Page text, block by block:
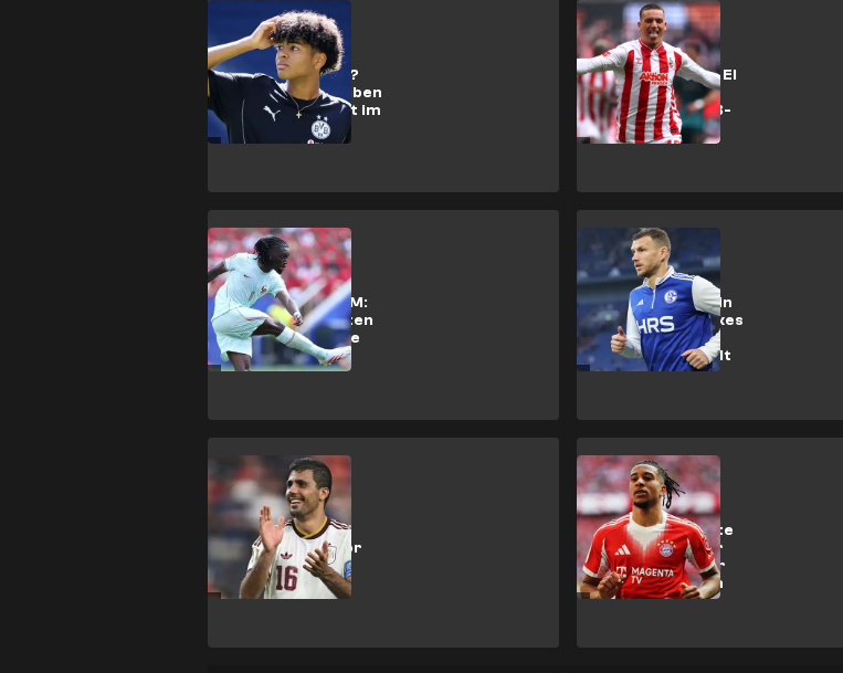
Bundesliga
Für 15 Millionen?
Spitzenklubs haben
wohl BVB-Talent im
Visier
Bundesliga
Transferpoker: El
Mala tendiert
offenbar zu BVB-
Wechsel
Premier League
Nach starker WM:
Englands Giganten
wollen wohl Kone
Bundesliga
Geheimtreffen in
Kroatien: Schalkes
Dzeko-Plan
offenbar enthüllt
Weltmeisterschaft
Es ist wohl sein
Traum: Rodri vor
spektakulärem
Wechsel?
Bundesliga
Olise informierte
seine Mitspieler
wohl schon über
Wechselwunsch